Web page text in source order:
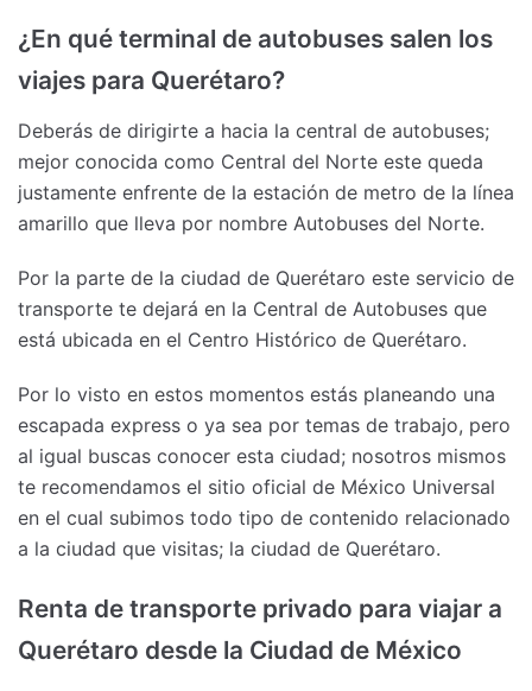
¿En qué terminal de autobuses salen los
viajes para Querétaro?
Deberás de dirigirte a hacia la central de autobuses;
mejor conocida como Central del Norte este queda
justamente enfrente de la estación de metro de la línea
amarillo que lleva por nombre Autobuses del Norte.
Por la parte de la ciudad de Querétaro este servicio de
transporte te dejará en la Central de Autobuses que
está ubicada en el Centro Histórico de Querétaro.
Por lo visto en estos momentos estás planeando una
escapada express o ya sea por temas de trabajo, pero
al igual buscas conocer esta ciudad; nosotros mismos
te recomendamos el sitio oficial de México Universal
en el cual subimos todo tipo de contenido relacionado
a la ciudad que visitas; la ciudad de Querétaro.
Renta de transporte privado para viajar a
Querétaro desde la Ciudad de México